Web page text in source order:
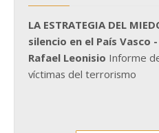
LA ESTRATEGIA DEL
silencio en el País Vasco
Rafael Leonisio Informe
víctimas del terrorismo